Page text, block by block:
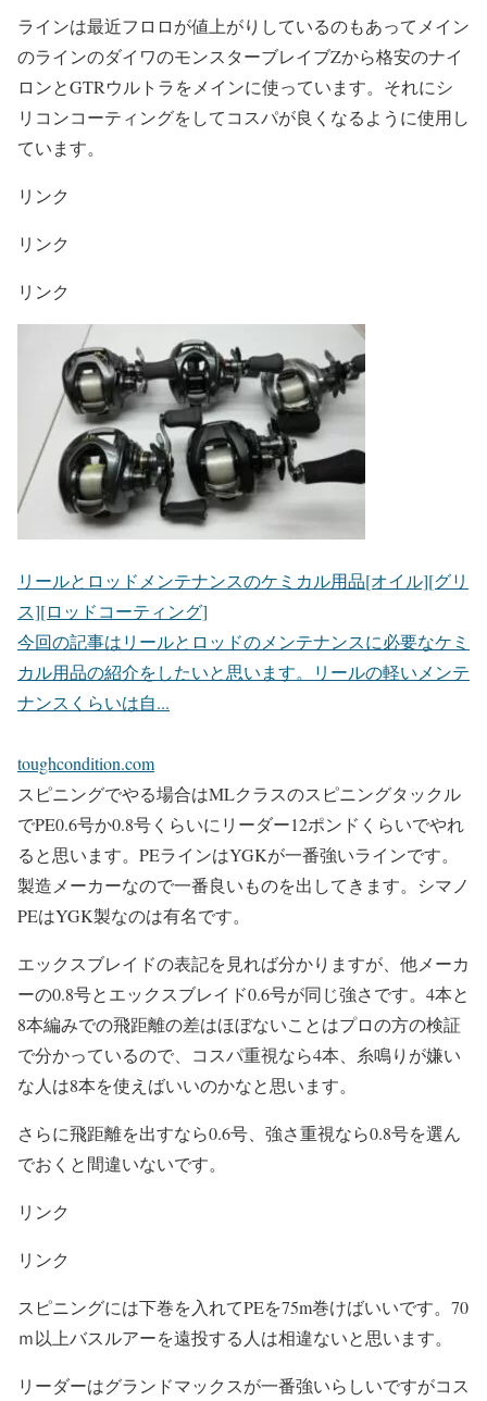
ラインは最近フロロが値上がりしているのもあってメイン
のラインのダイワのモンスターブレイブZから格安のナイ
ロンとGTRウルトラをメインに使っています。それにシ
リコンコーティングをしてコスパが良くなるように使用し
ています。
リンク
リンク
リンク
リールとロッドメンテナンスのケミカル用品[オイル][グリ
ス][ロッドコーティング]
今回の記事はリールとロッドのメンテナンスに必要なケミ
カル用品の紹介をしたいと思います。リールの軽いメンテ
ナンスくらいは自...
toughcondition.com
スピニングでやる場合はMLクラスのスピニングタックル
でPE0.6号か0.8号くらいにリーダー12ポンドくらいでやれ
ると思います。PEラインはYGKが一番強いラインです。
製造メーカーなので一番良いものを出してきます。シマノ
PEはYGK製なのは有名です。
エックスブレイドの表記を見れば分かりますが、他メーカ
ーの0.8号とエックスブレイド0.6号が同じ強さです。4本と
8本編みでの飛距離の差はほぼないことはプロの方の検証
で分かっているので、コスパ重視なら4本、糸鳴りが嫌い
な人は8本を使えばいいのかなと思います。
さらに飛距離を出すなら0.6号、強さ重視なら0.8号を選ん
でおくと間違いないです。
リンク
リンク
スピニングには下巻を入れてPEを75m巻けばいいです。70
ｍ以上バスルアーを遠投する人は相違ないと思います。
リーダーはグランドマックスが一番強いらしいですがコス